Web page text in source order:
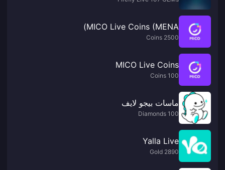
MICO Live Coins (MENA)
2500 Coins
MICO Live Coins
100 Coins
ماسات بيجو لايف
100 Diamonds
Yalla Live
2890 Gold